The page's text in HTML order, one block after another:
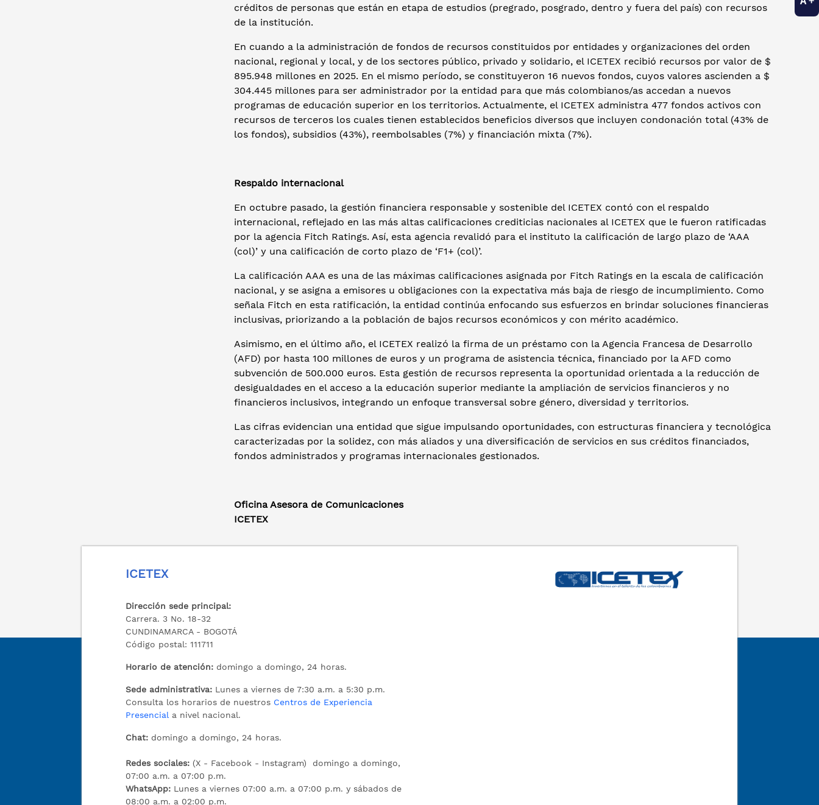
créditos de personas que están en etapa de estudios (pregrado, posgrado, dentro y fuera del país) con recursos
de la institución.
En cuando a la administración de fondos de recursos constituidos por entidades y organizaciones del orden
nacional, regional y local, y de los sectores público, privado y solidario, el ICETEX recibió recursos por valor de $
895.948 millones en 2025. En el mismo período, se constituyeron 16 nuevos fondos, cuyos valores ascienden a $
304.445 millones para ser administrador por la entidad para que más colombianos/as accedan a nuevos
programas de educación superior en los territorios. Actualmente, el ICETEX administra 477 fondos activos con
recursos de terceros los cuales tienen establecidos beneficios diversos que incluyen condonación total (43% de
los fondos), subsidios (43%), reembolsables (7%) y financiación mixta (7%).
Respaldo internacional
En octubre pasado, la gestión financiera responsable y sostenible del ICETEX contó con el respaldo
internacional, reflejado en las más altas calificaciones crediticias nacionales al ICETEX que le fueron ratificadas
por la agencia Fitch Ratings. Así, esta agencia revalidó para el instituto la calificación de largo plazo de ‘AAA
(col)’ y una calificación de corto plazo de ‘F1+ (col)’.
La calificación AAA es una de las máximas calificaciones asignada por Fitch Ratings en la escala de calificación
nacional, y se asigna a emisores u obligaciones con la expectativa más baja de riesgo de incumplimiento. Como
señala Fitch en esta ratificación, la entidad continúa enfocando sus esfuerzos en brindar soluciones financieras
inclusivas, priorizando a la población de bajos recursos económicos y con mérito académico.
Asimismo, en el último año, el ICETEX realizó la firma de un préstamo con la Agencia Francesa de Desarrollo
(AFD) por hasta 100 millones de euros y un programa de asistencia técnica, financiado por la AFD como
subvención de 500.000 euros. Esta gestión de recursos representa la oportunidad orientada a la reducción de
desigualdades en el acceso a la educación superior mediante la ampliación de servicios financieros y no
financieros inclusivos, integrando un enfoque transversal sobre género, diversidad y territorios.
Las cifras evidencian una entidad que sigue impulsando oportunidades, con estructuras financiera y tecnológica
caracterizadas por la solidez, con más aliados y una diversificación de servicios en sus créditos financiados,
fondos administrados y programas internacionales gestionados.
Oficina Asesora de Comunicaciones
ICETEX
ICETEX
Dirección sede principal:
Carrera. 3 No. 18-32
CUNDINAMARCA - BOGOTÁ
Código postal: 111711
Horario de atención: domingo a domingo, 24 horas.
Sede administrativa: Lunes a viernes de 7:30 a.m. a 5:30 p.m.
Consulta los horarios de nuestros Centros de Experiencia
Presencial a nivel nacional.
Chat: domingo a domingo, 24 horas.
Redes sociales: (X - Facebook - Instagram) domingo a domingo,
07:00 a.m. a 07:00 p.m.
WhatsApp: Lunes a viernes 07:00 a.m. a 07:00 p.m. y sábados de
08:00 a.m. a 02:00 p.m.